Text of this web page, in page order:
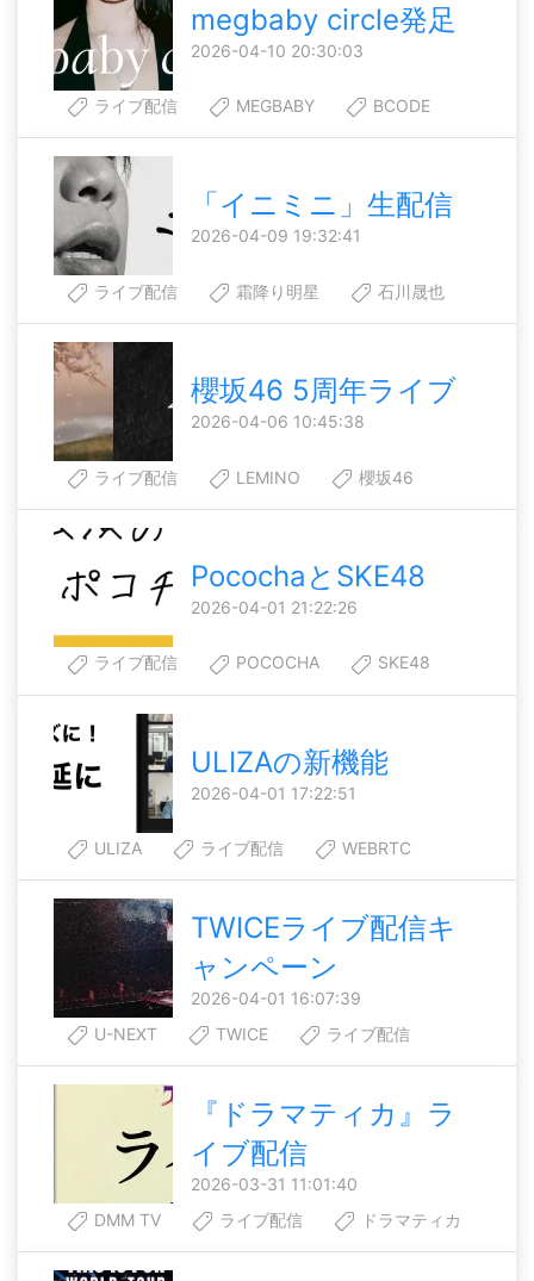
megbaby circle発足
2026-04-10 20:30:03
ライブ配信 MEGBABY BCODE
「イニミニ」生配信
2026-04-09 19:32:41
ライブ配信 霜降り明星 石川晟也
櫻坂46 5周年ライブ
2026-04-06 10:45:38
ライブ配信 LEMINO 櫻坂46
PocochaとSKE48
2026-04-01 21:22:26
ライブ配信 POCOCHA SKE48
ULIZAの新機能
2026-04-01 17:22:51
ULIZA ライブ配信 WEBRTC
TWICEライブ配信キ
ャンペーン
2026-04-01 16:07:39
U-NEXT
TWICE ライブ配信
『ドラマティカ』ラ
イブ配信
2026-03-31 11:01:40
DMM TV
ライブ配信 ドラマティカ